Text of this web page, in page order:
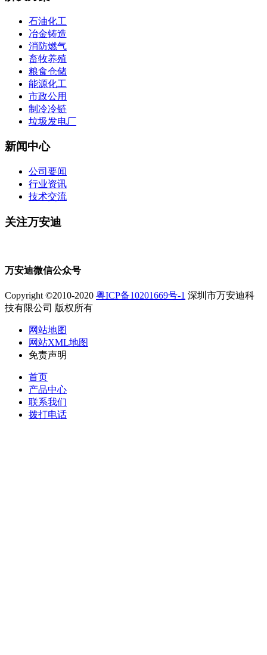
石油化工
冶金铸造
消防燃气
畜牧养殖
粮食仓储
能源化工
市政公用
制冷冷链
垃圾发电厂
新闻中心
公司要闻
行业资讯
技术交流
关注万安迪
万安迪微信公众号
Copyright ©2010-2020 粤ICP备10201669号-1 深圳市万安迪科
技有限公司 版权所有
网站地图
网站XML地图
免责声明
首页
产品中心
联系我们
拨打电话